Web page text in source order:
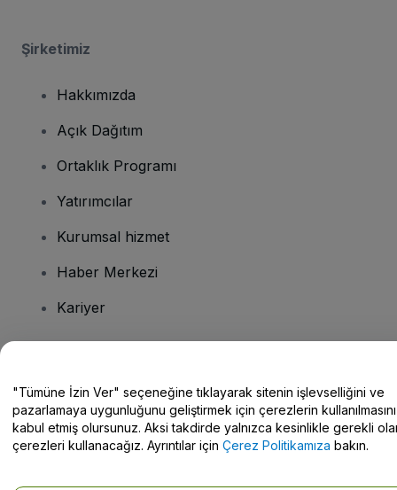
Şirketimiz
Hakkımızda
Açık Dağıtım
Ortaklık Programı
Yatırımcılar
Kurumsal hizmet
Haber Merkezi
Kariyer
Yardım Merkezi / Bize Ulaşın
"Tümüne İzin Ver" seçeneğine tıklayarak sitenin işlevselliğini ve
pazarlamaya uygunluğunu geliştirmek için çerezlerin kullanılmasını
kabul etmiş olursunuz. Aksi takdirde yalnızca kesinlikle gerekli
çerezleri kullanacağız. Ayrıntılar için Çerez Politikamıza bakın.